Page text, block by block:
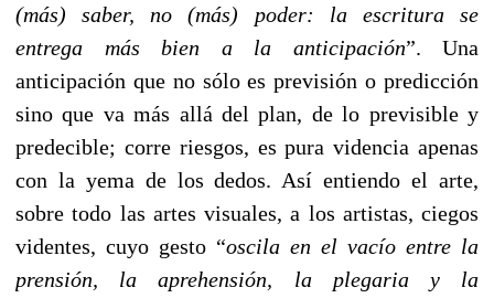
(más) saber, no (más) poder: la escritura se
entrega más bien a la anticipación”. Una
anticipación que no sólo es previsión o predicción
sino que va más allá del plan, de lo previsible y
predecible; corre riesgos, es pura videncia apenas
con la yema de los dedos. Así entiendo el arte,
sobre todo las artes visuales, a los artistas, ciegos
videntes, cuyo gesto “oscila en el vacío entre la
prensión, la aprehensión, la plegaria y la